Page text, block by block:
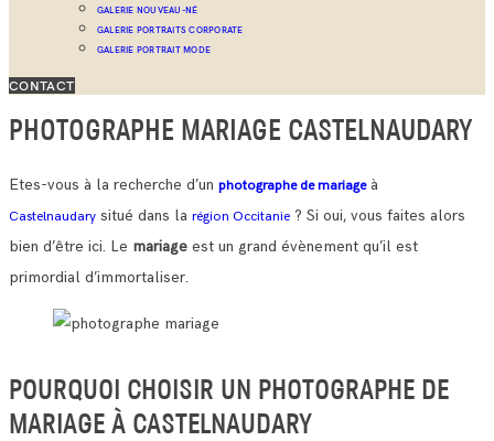
GALERIE NOUVEAU-NÉ
GALERIE PORTRAITS CORPORATE
GALERIE PORTRAIT MODE
CONTACT
PHOTOGRAPHE MARIAGE CASTELNAUDARY
Etes-vous à la recherche d’un photographe de mariageà
Castelnaudary situé dans la région Occitanie ? Si oui, vous faites alors
bien d’être ici. Le mariage est un grand évènement qu’il est
primordial d’immortaliser.
POURQUOI CHOISIR UN PHOTOGRAPHE DE
MARIAGE À CASTELNAUDARY